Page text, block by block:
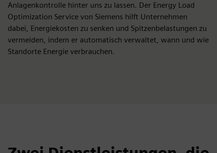
Anlagenkontrolle hinter uns zu lassen. Der Energy Load
Optimization Service von Siemens hilft Unternehmen
dabei, Energiekosten zu senken und Spitzenbelastungen zu
vermeiden, indem er automatisch verwaltet, wann und wie
Standorte Energie verbrauchen.